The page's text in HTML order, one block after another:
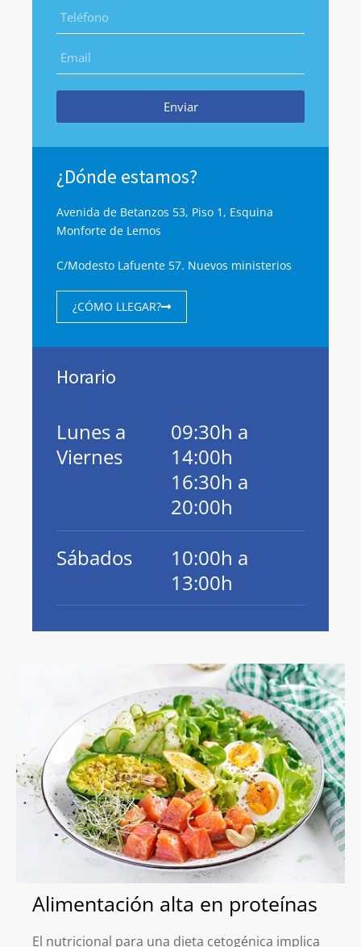
Enviar
¿Dónde estamos?
Avenida de Betanzos 53, Piso 1, Esquina
Monforte de Lemos
C/Modesto Lafuente 57. Nuevos ministerios
¿CÓMO LLEGAR?
Horario
Lunes a
Viernes
09:30h a
14:00h
16:30h a
20:00h
Sábados
10:00h a
13:00h
Alimentación alta en proteínas
El nutricional para una dieta cetogénica implica